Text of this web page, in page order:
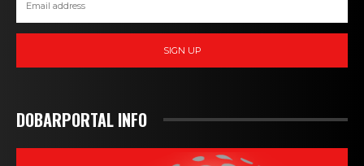
SIGN UP
DOBARPORTAL INFO